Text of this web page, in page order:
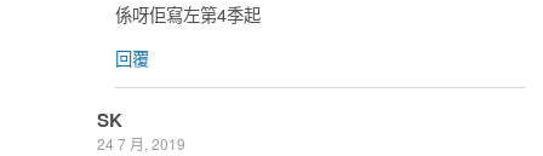
係呀佢寫左第4季起
回覆
SK
24 7 月, 2019